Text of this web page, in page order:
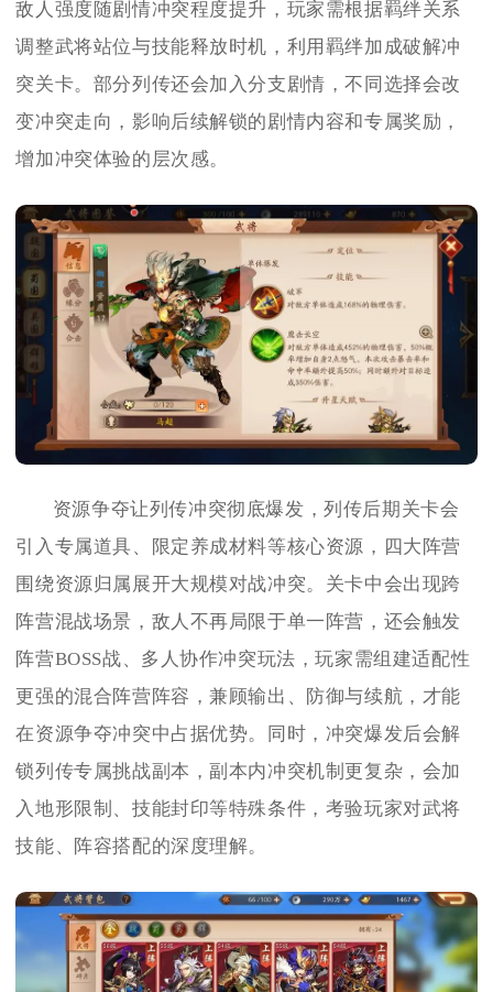
敌人强度随剧情冲突程度提升，玩家需根据羁绊关系
调整武将站位与技能释放时机，利用羁绊加成破解冲
突关卡。部分列传还会加入分支剧情，不同选择会改
变冲突走向，影响后续解锁的剧情内容和专属奖励，
增加冲突体验的层次感。
资源争夺让列传冲突彻底爆发，列传后期关卡会
引入专属道具、限定养成材料等核心资源，四大阵营
围绕资源归属展开大规模对战冲突。关卡中会出现跨
阵营混战场景，敌人不再局限于单一阵营，还会触发
阵营BOSS战、多人协作冲突玩法，玩家需组建适配性
更强的混合阵营阵容，兼顾输出、防御与续航，才能
在资源争夺冲突中占据优势。同时，冲突爆发后会解
锁列传专属挑战副本，副本内冲突机制更复杂，会加
入地形限制、技能封印等特殊条件，考验玩家对武将
技能、阵容搭配的深度理解。